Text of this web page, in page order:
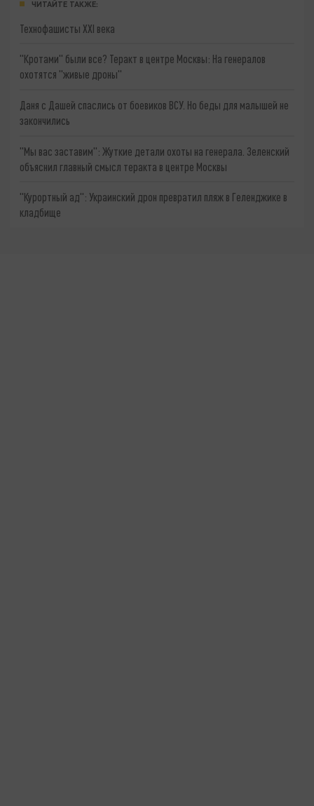
ЧИТАЙТЕ ТАКЖЕ:
Технофашисты XXI века
"Кротами" были все? Теракт в центре Москвы: На генералов
охотятся "живые дроны"
Даня с Дашей спаслись от боевиков ВСУ. Но беды для малышей не
закончились
"Мы вас заставим": Жуткие детали охоты на генерала. Зеленский
объяснил главный смысл теракта в центре Москвы
"Курортный ад": Украинский дрон превратил пляж в Геленджике в
кладбище